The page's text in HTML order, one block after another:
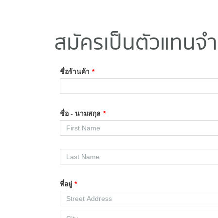
สมัครเป็นตัวแทนจ
ชื่อร้านค้า *
ชื่อ - นามสกุล *
ที่อยู่ *